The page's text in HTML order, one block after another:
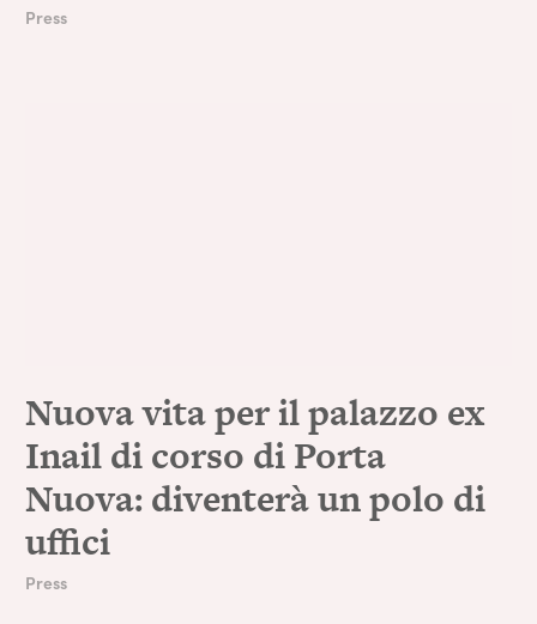
Press
Nuova vita per il palazzo ex
Inail di corso di Porta
Nuova: diventerà un polo di
uffici
Press